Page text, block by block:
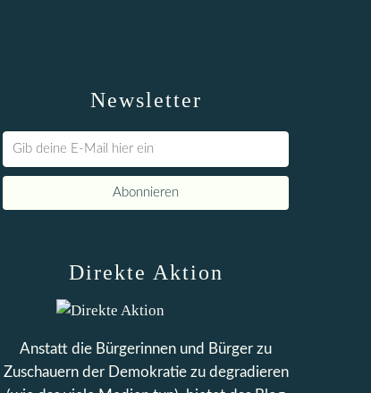
Newsletter
Direkte Aktion
Anstatt die Bürgerinnen und Bürger zu
Zuschauern der Demokratie zu degradieren